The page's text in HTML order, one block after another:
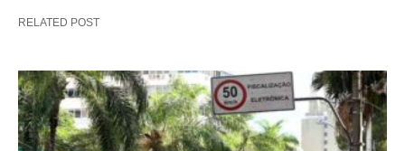
RELATED POST